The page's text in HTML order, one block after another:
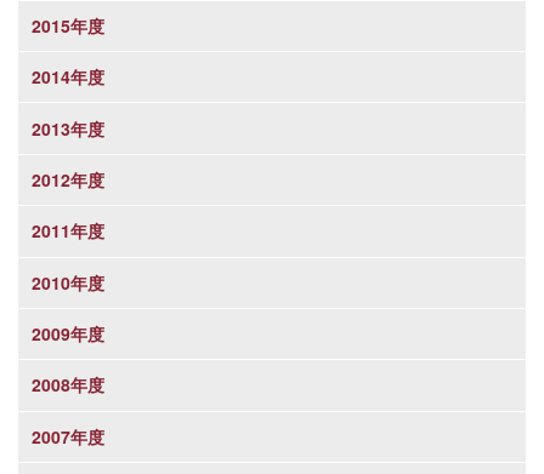
2015年度
2014年度
2013年度
2012年度
2011年度
2010年度
2009年度
2008年度
2007年度